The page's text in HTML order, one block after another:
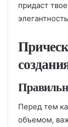
придаст
Перед тем
объемом,